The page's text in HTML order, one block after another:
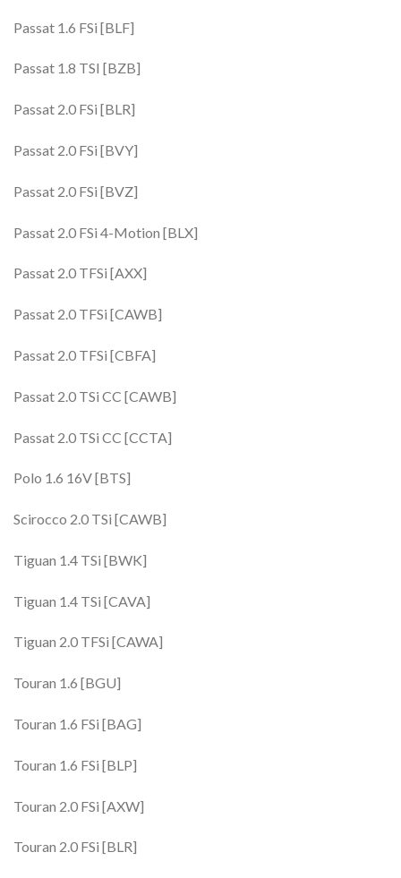
Passat 1.6 FSi [BLF]
Passat 1.8 TSI [BZB]
Passat 2.0 FSi [BLR]
Passat 2.0 FSi [BVY]
Passat 2.0 FSi [BVZ]
Passat 2.0 FSi 4-Motion [BLX]
Passat 2.0 TFSi [AXX]
Passat 2.0 TFSi [CAWB]
Passat 2.0 TFSi [CBFA]
Passat 2.0 TSi CC [CAWB]
Passat 2.0 TSi CC [CCTA]
Polo 1.6 16V [BTS]
Scirocco 2.0 TSi [CAWB]
Tiguan 1.4 TSi [BWK]
Tiguan 1.4 TSi [CAVA]
Tiguan 2.0 TFSi [CAWA]
Touran 1.6 [BGU]
Touran 1.6 FSi [BAG]
Touran 1.6 FSi [BLP]
Touran 2.0 FSi [AXW]
Touran 2.0 FSi [BLR]